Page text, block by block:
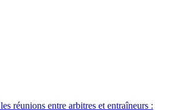
réunions entre arbitres et entraîneurs :